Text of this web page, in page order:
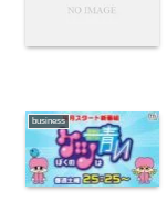
business